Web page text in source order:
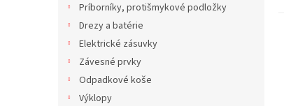
Príborníky, protišmykové podložky
Drezy a batérie
Elektrické zásuvky
Závesné prvky
Odpadkové koše
Výklopy